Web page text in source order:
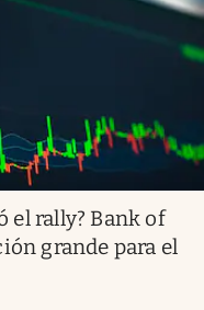
el rally? Bank of
grande para el